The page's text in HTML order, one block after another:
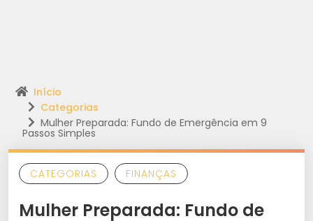
Início
Categorias
Mulher Preparada: Fundo de Emergência em 9
Passos Simples
CATEGORIAS FINANÇAS
Mulher Preparada: Fundo de